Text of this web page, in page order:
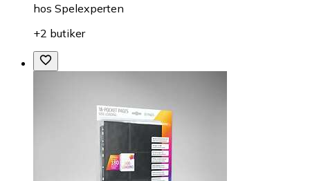
hos Spelexperten
+2 butiker